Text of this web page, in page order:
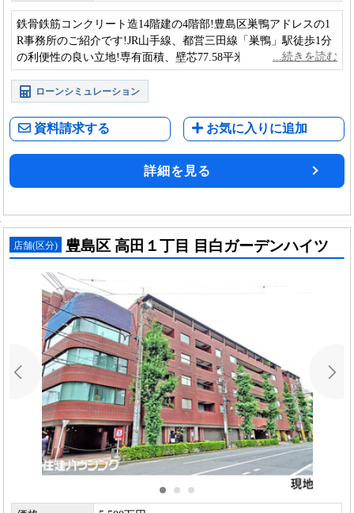
鉄骨鉄筋コンクリート造14階建の4階部!豊島区巣鴨アドレスの1
R事務所のご紹介です!JR山手線、都営三田線「巣鴨」駅徒歩1分
の利便性の良い立地!専有面積、壁芯77.58平米(23.47坪)!
ローンシミュレーション
資料請求する お気に入りに追加
詳細を見る
店舗(区分) 豊島区 高田１丁目 目白ガーデンハイツ